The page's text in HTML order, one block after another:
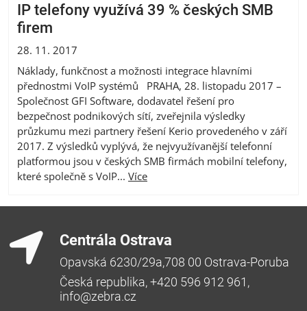
IP telefony využívá 39 % českých SMB
firem
28. 11. 2017
Náklady, funkčnost a možnosti integrace hlavními
přednostmi VoIP systémů PRAHA, 28. listopadu 2017 –
Společnost GFI Software, dodavatel řešení pro
bezpečnost podnikových sítí, zveřejnila výsledky
průzkumu mezi partnery řešení Kerio provedeného v září
2017. Z výsledků vyplývá, že nejvyužívanější telefonní
platformou jsou v českých SMB firmách mobilní telefony,
které společně s VoIP... Více
Centrála Ostrava
Opavská 6230/29a,708 00 Ostrava-Poruba
Česká republika, +420 596 912 961,
info@zebra.cz